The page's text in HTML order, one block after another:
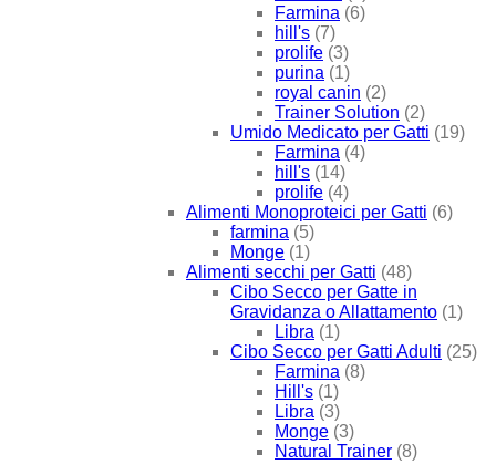
Farmina (6)
hill's (7)
prolife (3)
purina (1)
royal canin (2)
Trainer Solution (2)
Umido Medicato per Gatti (19)
Farmina (4)
hill's (14)
prolife (4)
Alimenti Monoproteici per Gatti (6)
farmina (5)
Monge (1)
Alimenti secchi per Gatti (48)
Cibo Secco per Gatte in
Gravidanza o Allattamento (1)
Libra (1)
Cibo Secco per Gatti Adulti (25)
Farmina (8)
Hill's (1)
Libra (3)
Monge (3)
Natural Trainer (8)